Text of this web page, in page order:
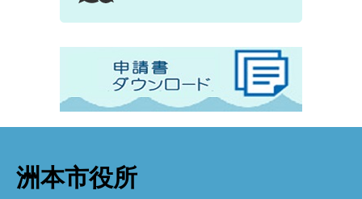
洲本市役所